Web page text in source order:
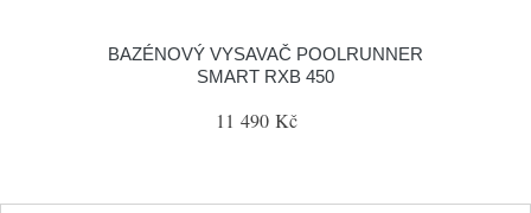
BAZÉNOVÝ VYSAVAČ POOLRUNNER
SMART RXB 450
11 490 Kč